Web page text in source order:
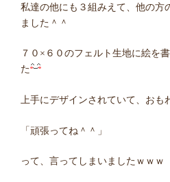
私達の他にも３組みえて、他の方
ました＾＾
７０×６０のフェルト生地に絵を
た
上手にデザインされていて、おも
「頑張ってね＾＾」
って、言ってしまいましたｗｗｗ